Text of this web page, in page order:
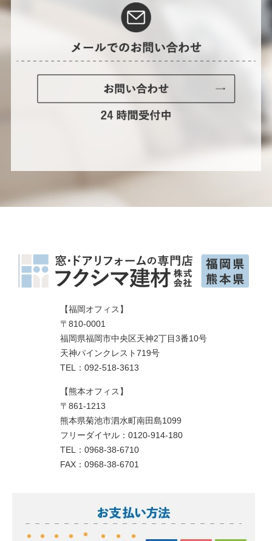
【福岡オフィス】
〒810-0001
福岡県福岡市中央区天神2丁目3番10号
天神パインクレスト719号
TEL：092-518-3613
【熊本オフィス】
〒861-1213
熊本県菊池市泗水町南田島1099
フリーダイヤル：0120-914-180
TEL：0968-38-6710
FAX：0968-38-6701